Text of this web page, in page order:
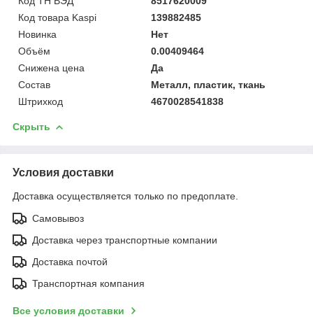
Код товара Kaspi
139882485
Новинка
Нет
Объём
0.00409464
Снижена цена
Да
Состав
Металл, пластик, ткань
Штрихкод
4670028541838
Скрыть
Условия доставки
Доставка осуществляется только по предоплате.
Самовывоз
Доставка через транспортные компании
Доставка почтой
Транспортная компания
Все условия доставки